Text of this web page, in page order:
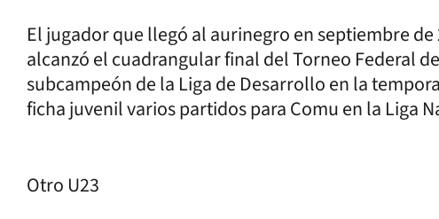
El jugador que llegó al aurinegro en septiembre
alcanzó el cuadrangular final del Torneo Federal
subcampeón de la Liga de Desarrollo en la
ficha juvenil varios partidos para Comu en la Liga
Otro U23